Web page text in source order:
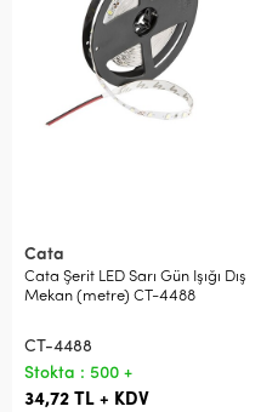
Cata
Cata Şerit LED Sarı Gün Işığı Dış
Mekan (metre) CT-4488
CT-4488
Stokta : 500 +
34,72 TL + KDV